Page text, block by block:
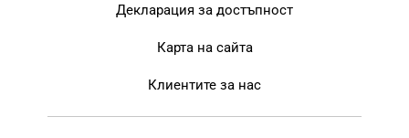
Декларация за достъпност
Карта на сайта
Клиентите за нас